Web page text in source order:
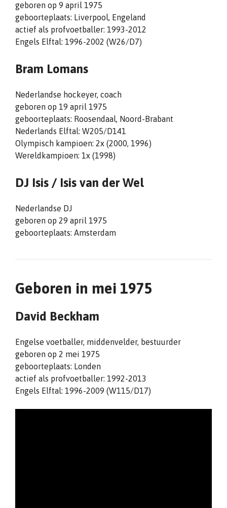
geboren op 9 april 1975
geboorteplaats: Liverpool, Engeland
actief als profvoetballer: 1993-2012
Engels Elftal: 1996-2002 (W26/D7)
Bram Lomans
Nederlandse hockeyer, coach
geboren op 19 april 1975
geboorteplaats: Roosendaal, Noord-Brabant
Nederlands Elftal: W205/D141
Olympisch kampioen: 2x (2000, 1996)
Wereldkampioen: 1x (1998)
DJ Isis / Isis van der Wel
Nederlandse DJ
geboren op 29 april 1975
geboorteplaats: Amsterdam
Geboren in mei 1975
David Beckham
Engelse voetballer, middenvelder, bestuurder
geboren op 2 mei 1975
geboorteplaats: Londen
actief als profvoetballer: 1992-2013
Engels Elftal: 1996-2009 (W115/D17)